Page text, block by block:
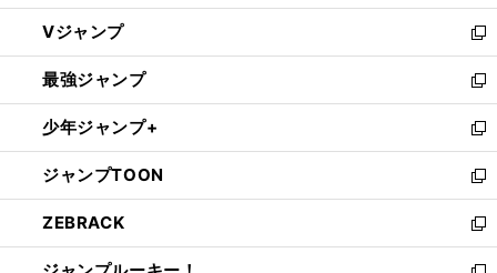
ウ
ィ
ン
ド
ウ
で
開
く
し
い
ウ
ィ
ン
ド
ウ
で
開
く
Vジャンプ
新
し
い
ウ
ィ
ン
ド
ウ
で
開
最強ジャンプ
新
し
い
ウ
ィ
ン
ド
ウ
少年ジャンプ+
新
し
い
ウ
ィ
ン
ジャンプTOON
新
し
い
ウ
ZEBRACK
新
し